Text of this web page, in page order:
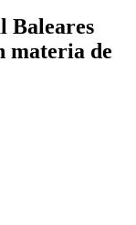
Baleares
materia de